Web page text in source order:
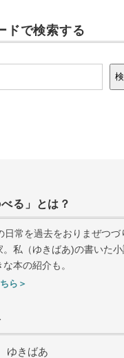
ドで検索する
べる」とは？
日常を過去をおりまぜつづ
。私（ゆきばあ)の書いた小
本の紹介も。
ら＞
ゆきばあ